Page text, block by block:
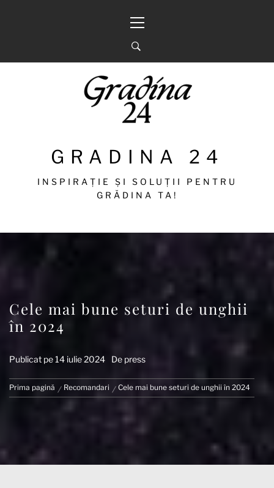
principal
GRADINA 24
INSPIRAȚIE ȘI SOLUȚII PENTRU
GRĂDINA TA!
Cele mai bune seturi de unghii
în 2024
Publicat pe14 iulie 2024 De press
Prima pagină Recomandari Cele mai bune seturi de unghii în 2024